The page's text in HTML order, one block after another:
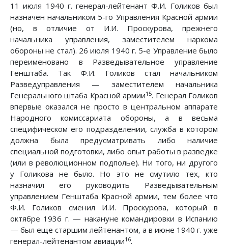
11 июля 1940 г. генерал-лейтенант Ф.И. Голиков был
назначен начальником 5-го Управления Красной армии
(но, в отличие от И.И. Проскурова, прежнего
начальника управления, заместителем наркома
обороны не стал). 26 июля 1940 г. 5-е Управление было
переименовано в Разведывательное управление
Генштаба. Так Ф.И. Голиков стал начальником
Разведуправления — заместителем начальника
Генерального штаба Красной армии15. Генерал Голиков
впервые оказался не просто в центральном аппарате
Народного комиссариата обороны, а в весьма
специфическом его подразделении, служба в котором
должна была предусматривать либо наличие
специальной подготовки, либо опыт работы в разведке
(или в революционном подполье). Ни того, ни другого
у Голикова не было. Но это не смутило тех, кто
назначил его руководить Разведывательным
управлением Генштаба Красной армии, тем более что
Ф.И. Голиков сменил И.И. Проскурова, который в
октябре 1936 г. — накануне командировки в Испанию
— был еще старшим лейтенантом, а в июне 1940 г. уже
генерал-лейтенантом авиации16.